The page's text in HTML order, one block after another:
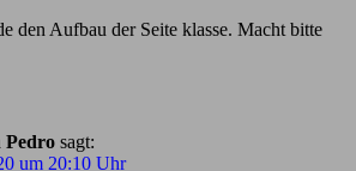
den Aufbau der Seite klasse. Macht bitte
Pedro sagt:
um 20:10 Uhr